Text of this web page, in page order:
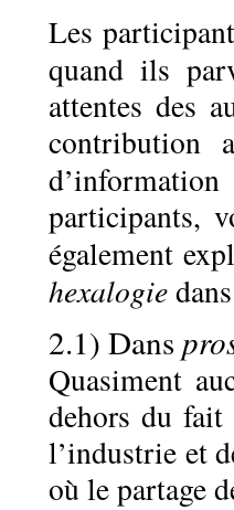
Les
quand ils
attentes des
contribution
participants,
également
hexalogie
2.1) Dans
Quasiment
dehors du fait
l’industrie et
où le partage